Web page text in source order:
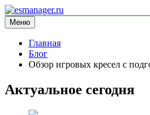
Перейти
к
содержимому
esmanager.ru
информационный сайт
Меню
Главная
Блог
Обзор игровых кресел с
Актуальное сегодня